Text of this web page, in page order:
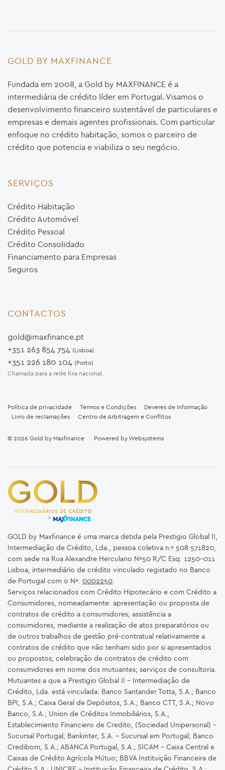
GOLD BY MAXFINANCE
Fundada em 2008, a Gold by MAXFINANCE é a
intermediária de crédito líder em Portugal. Visamos o
desenvolvimento financeiro sustentável de particulares e
empresas e demais agentes profissionais. Com particular
enfoque no crédito habitação, somos o parceiro de
crédito que potencia e viabiliza o seu negócio.
SERVIÇOS
Crédito Habitação
Crédito Automóvel
Crédito Pessoal
Crédito Consolidado
Financiamento para Empresas
Seguros
CONTACTOS
gold@maxfinance.pt
+351 263 854 754 (Lisboa)
+351 226 180 104 (Porto)
Chamada para a rede fixa nacional.
Política de privacidade Termos e Condições
Deveres de Informação
Livro de reclamações
Centro de Arbitragem e Conflitos
© 2026 Gold by Maxfinance Powered byWebsystems
GOLD by Maxfinance é uma marca detida pela Prestigio Global II,
Intermediação de Crédito, Lda., pessoa coletiva n.º 508 571820,
com sede na Rua Alexandre Herculano Nº50 R/C Esq. 1250-011
Lisboa, intermediário de crédito vinculado registado no Banco
de Portugal com o Nº. 0002250.
Serviços relacionados com Crédito Hipotecário e com Crédito a
Consumidores, nomeadamente: apresentação ou proposta de
contratos de crédito a consumidores; assistência a
consumidores, mediante a realização de atos preparatórios ou
de outros trabalhos de gestão pré-contratual relativamente a
contratos de crédito que não tenham sido por si apresentados
ou propostos; celebração de contratos de crédito com
consumidores em nome dos mutuantes; serviços de consultoria.
Mutuantes a que a Prestigio Global II – Intermediação de
Crédito, Lda. está vinculada: Banco Santander Totta, S.A.; Banco
BPI, S.A.; Caixa Geral de Depósitos, S.A.; Banco CTT, S.A.; Novo
Banco, S.A.; Union de Créditos Inmobiliários, S.A.,
Establecimiento Financiero de Credito, (Sociedad Unipersonal) -
Sucursal Portugal; Bankinter, S.A. – Sucursal em Portugal; Banco
Credibom, S.A.; ABANCA Portugal, S.A.; SICAM - Caixa Central e
Caixas de Crédito Agrícola Mútuo; BBVA Instituição Financeira de